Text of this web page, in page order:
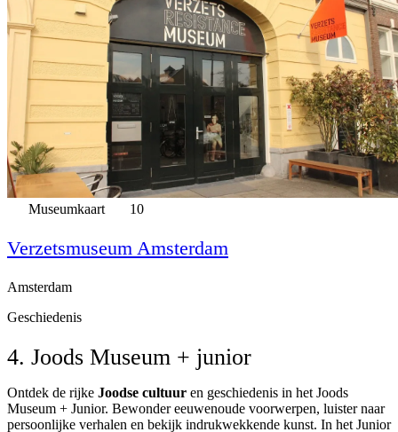
Museumkaart 10
Verzetsmuseum Amsterdam
Amsterdam
Geschiedenis
4. Joods Museum + junior
Ontdek de rijke Joodse cultuur en geschiedenis in het Joods
Museum + Junior. Bewonder eeuwenoude voorwerpen, luister naar
persoonlijke verhalen en bekijk indrukwekkende kunst. In het Junior